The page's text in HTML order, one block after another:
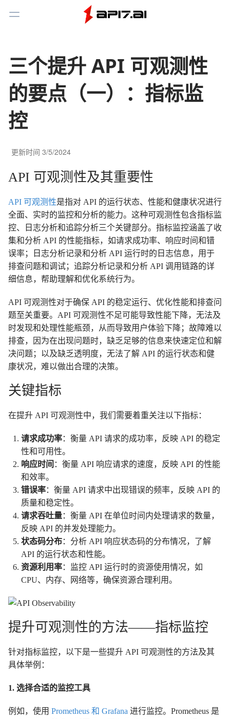
Toggle Menu
三个提升 API 可观测性
的要点（一）：指标监
控
更新时间 3/5/2024
API 可观测性及其重要性
API 可观测性是指对 API 的运行状态、性能和健康状况进行
全面、实时的监控和分析的能力。这种可观测性包含指标监
控、日志分析和追踪分析三个关键部分。指标监控涵盖了收
集和分析 API 的性能指标，如请求成功率、响应时间和错
误率；日志分析记录和分析 API 运行时的日志信息，用于
排查问题和调试；追踪分析记录和分析 API 调用链路的详
细信息，帮助理解和优化系统行为。
API 可观测性对于确保 API 的稳定运行、优化性能和排查问
题至关重要。API 可观测性不足可能导致性能下降，无法及
时发现和处理性能瓶颈，从而导致用户体验下降；故障难以
排查，因为在出现问题时，缺乏足够的信息来快速定位和解
决问题；以及缺乏透明度，无法了解 API 的运行状态和健
康状况，难以做出合理的决策。
关键指标
在提升 API 可观测性中，我们需要着重关注以下指标：
请求成功率：衡量 API 请求的成功率，反映 API 的稳定
性和可用性。
响应时间 ：衡量 API 响应请求的速度，反映 API 的性能
和效率。
错误率：衡量 API 请求中出现错误的频率，反映 API 的
质量和稳定性。
请求吞吐量：衡量 API 在单位时间内处理请求的数量，
反映 API 的并发处理能力。
状态码分布：分析 API 响应状态码的分布情况，了解
API 的运行状态和性能。
资源利用率：监控 API 运行时的资源使用情况，如
CPU、内存、网络等，确保资源合理利用。
提升可观测性的方法——指标监控
针对指标监控，以下是一些提升 API 可观测性的方法及其
具体举例：
1. 选择合适的监控工具
例如，使用 Prometheus 和 Grafana 进行监控。Prometheus 是